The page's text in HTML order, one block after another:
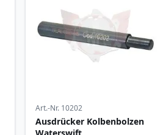
Art.-Nr. 10202
Ausdrücker Kolbenbolzen
Waterswift